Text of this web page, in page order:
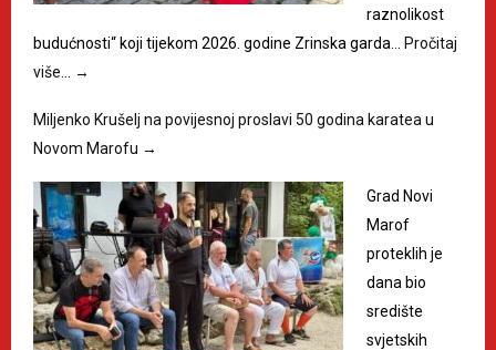
raznolikost
budućnosti“ koji tijekom 2026. godine Zrinska garda…
Pročitaj
više…
→
Miljenko Krušelj na povijesnoj proslavi 50 godina karatea u
Novom Marofu →
Grad Novi
Marof
proteklih je
dana bio
središte
svjetskih